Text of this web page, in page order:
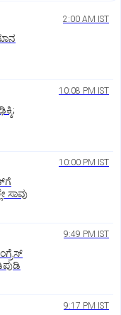
2:00 AM IST
10:08 PM IST
10:00 PM IST
ಸಾವು
9:49 PM IST
9:17 PM IST